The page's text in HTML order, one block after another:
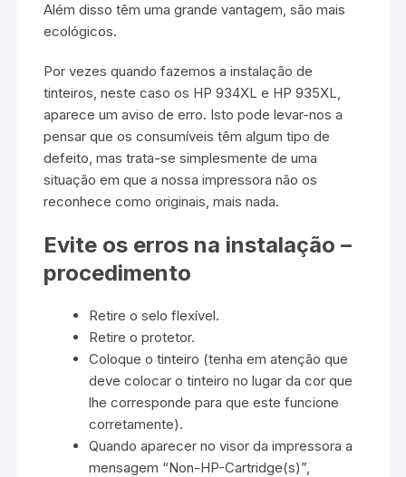
Além disso têm uma grande vantagem, são mais
ecológicos.
Por vezes quando fazemos a instalação de
tinteiros, neste caso os HP 934XL e HP 935XL,
aparece um aviso de erro. Isto pode levar-nos a
pensar que os consumíveis têm algum tipo de
defeito, mas trata-se simplesmente de uma
situação em que a nossa impressora não os
reconhece como originais, mais nada.
Evite os erros na instalação –
procedimento
Retire o selo flexível.
Retire o protetor.
Coloque o tinteiro (tenha em atenção que
deve colocar o tinteiro no lugar da cor que
lhe corresponde para que este funcione
corretamente).
Quando aparecer no visor da impressora a
mensagem “Non-HP-Cartridge(s)”,